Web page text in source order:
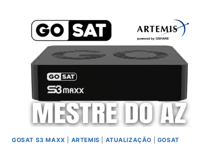
(ARTEMIS)
V236
–
16/04/2026
GOSAT S3 MAXX ARTEMIS ATUALIZAÇÃO GOSAT